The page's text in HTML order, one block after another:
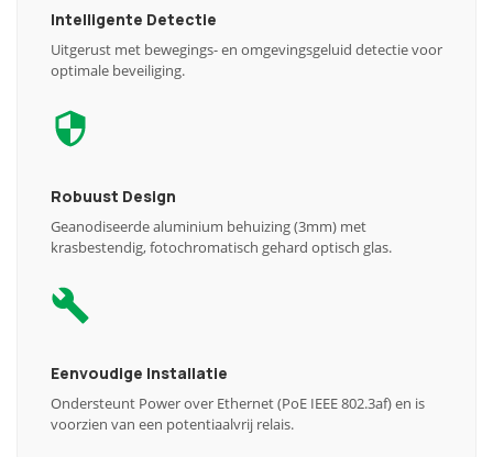
Intelligente Detectie
Uitgerust met bewegings- en omgevingsgeluid detectie voor
optimale beveiliging.
Robuust Design
Geanodiseerde aluminium behuizing (3mm) met
krasbestendig, fotochromatisch gehard optisch glas.
Eenvoudige Installatie
Ondersteunt Power over Ethernet (PoE IEEE 802.3af) en is
voorzien van een potentiaalvrij relais.